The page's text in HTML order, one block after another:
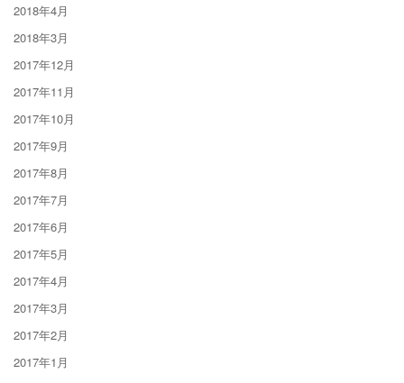
2018年4月
2018年3月
2017年12月
2017年11月
2017年10月
2017年9月
2017年8月
2017年7月
2017年6月
2017年5月
2017年4月
2017年3月
2017年2月
2017年1月